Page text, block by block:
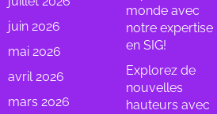
juin 2026
mai 2026
avril 2026
mars 2026
monde avec
notre expertise
en SIG!
Explorez de
nouvelles
hauteurs avec